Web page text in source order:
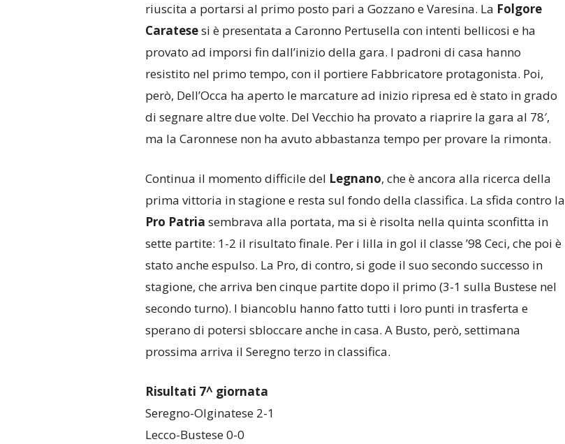
riuscita a portarsi al primo posto pari a Gozzano e Varesina. La Folgore
Caratesesi è presentata a Caronno Pertusella con intenti bellicosi e ha
provato ad imporsi fin dall’inizio della gara. I padroni di casa hanno
resistito nel primo tempo, con il portiere Fabbricatore protagonista. Poi,
però, Dell’Occa ha aperto le marcature ad inizio ripresa ed è stato in grado
di segnare altre due volte. Del Vecchio ha provato a riaprire la gara al 78′,
ma la Caronnese non ha avuto abbastanza tempo per provare la rimonta.
Continua il momento difficile del Legnano, che è ancora alla ricerca della
prima vittoria in stagione e resta sul fondo della classifica. La sfida contro la
Pro Patria sembrava alla portata, ma si è risolta nella quinta sconfitta in
sette partite: 1-2 il risultato finale. Per i lilla in gol il classe ’98 Ceci, che poi è
stato anche espulso. La Pro, di contro, si gode il suo secondo successo in
stagione, che arriva ben cinque partite dopo il primo (3-1 sulla Bustese nel
secondo turno). I biancoblu hanno fatto tutti i loro punti in trasferta e
sperano di potersi sbloccare anche in casa. A Busto, però, settimana
prossima arriva il Seregno terzo in classifica.
Risultati 7^ giornata
Seregno-Olginatese 2-1
Lecco-Bustese 0-0